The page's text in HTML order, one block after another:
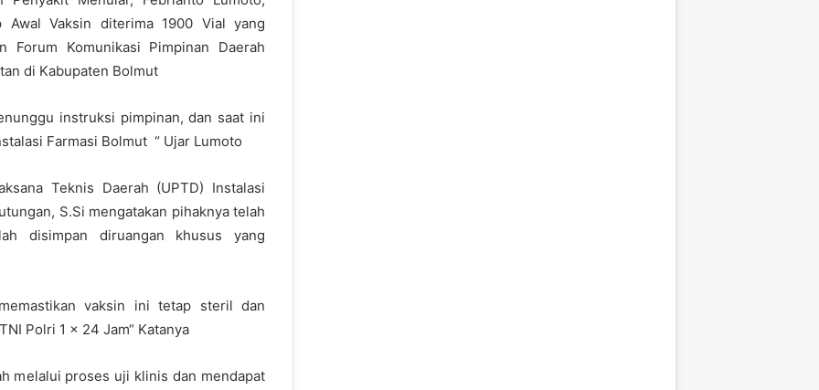
Awal Vaksin diterima 1900 Vial yang
Forum Komunikasi Pimpinan Daerah
di Kabupaten Bolmut
instruksi pimpinan, dan saat ini
Farmasi Bolmut “ Ujar Lumoto
Teknis Daerah (UPTD) Instalasi
S.Si mengatakan pihaknya telah
disimpan diruangan khusus yang
vaksin ini tetap steril dan
Polri 1 x 24 Jam“ Katanya
melalui proses uji klinis dan mendapat